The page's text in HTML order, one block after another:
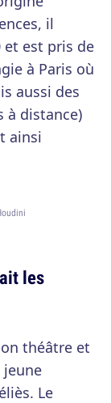
il
et est pris de
à Paris où
aussi des
à distance)
ainsi
les
théâtre et
Le